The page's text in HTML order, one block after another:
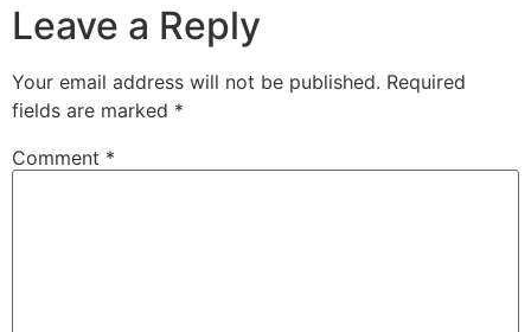
Leave a Reply
Your email address will not be published. Required
fields are marked *
Comment *